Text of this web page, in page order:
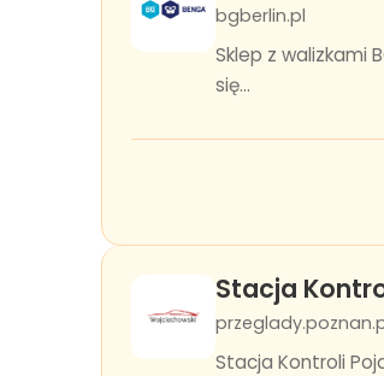
bgberlin.pl
Sklep z walizkami
się...
Stacja
Stacja Kontroli